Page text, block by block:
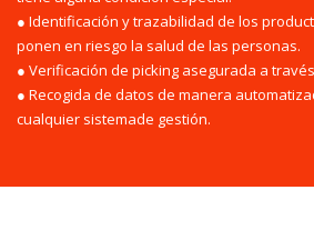
● Identificación y trazabilidad de los
ponen en riesgo la salud de las personas.
● Verificación de picking asegurada a través
● Recogida de datos de manera
cualquier sistemade gestión.